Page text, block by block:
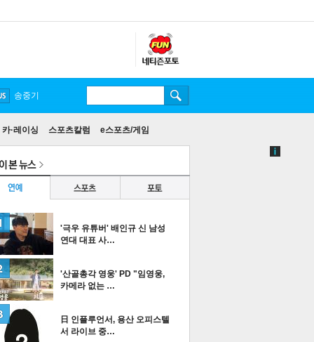
카·레이싱 스포츠칼럼 e스포츠/게임
송중기
'극우 유튜버' 배인규 신 남성
연대 대표 사…
'산골총각 영웅' PD "임영웅,
카메라 없는 …
日 인플루언서, 용산 오피스텔
서 라이브 중…